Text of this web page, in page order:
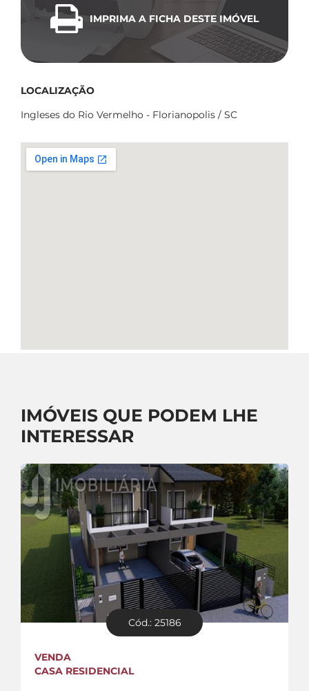
IMPRIMA A FICHA DESTE IMÓVEL
LOCALIZAÇÃO
Ingleses do Rio Vermelho - Florianopolis / SC
IMÓVEIS QUE PODEM LHE
INTERESSAR
Cód.: 25186
VENDA
CASA RESIDENCIAL